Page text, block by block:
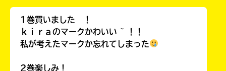
オフィシャルアカウント
1巻買いました ！
ｋｉｒａのマークかわいい ~ ！！
私が考えたマークか忘れてしまった
2巻楽しみ！